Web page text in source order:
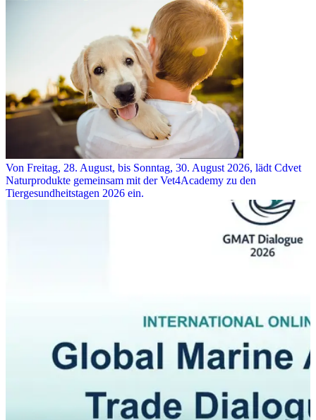
Von Freitag, 28. August, bis Sonntag, 30. August 2026, lädt Cdvet
Naturprodukte gemeinsam mit der Vet4Academy zu den
Tiergesundheitstagen 2026 ein.